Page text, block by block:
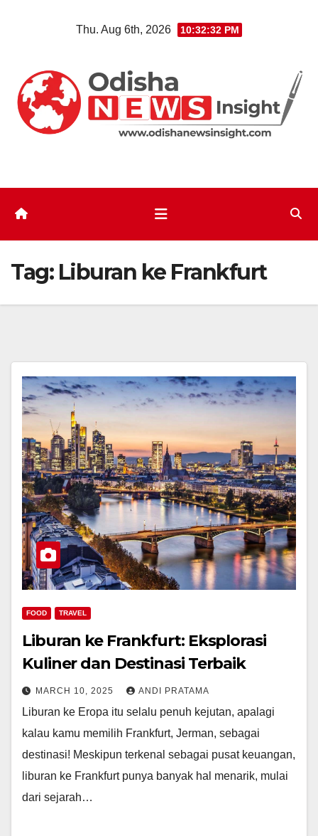
Thu. Aug 6th, 2026 10:32:33 PM
Tag: Liburan ke Frankfurt
FOOD TRAVEL
Liburan ke Frankfurt: Eksplorasi
Kuliner dan Destinasi Terbaik
MARCH 10, 2025 ANDI PRATAMA
Liburan ke Eropa itu selalu penuh kejutan, apalagi
kalau kamu memilih Frankfurt, Jerman, sebagai
destinasi! Meskipun terkenal sebagai pusat keuangan,
liburan ke Frankfurt punya banyak hal menarik, mulai
dari sejarah…